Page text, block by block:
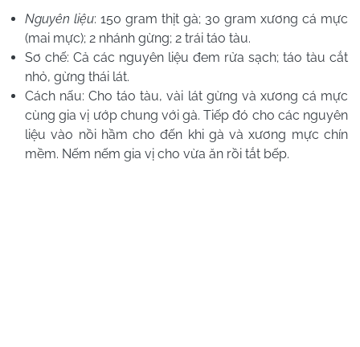
Nguyên liệu: 150 gram thịt gà; 30 gram xương cá mực
(mai mực); 2 nhánh gừng; 2 trái táo tàu.
Sơ chế: Cả các nguyên liệu đem rửa sạch; táo tàu cắt
nhỏ, gừng thái lát.
Cách nấu: Cho táo tàu, vài lát gừng và xương cá mực
cùng gia vị ướp chung với gà. Tiếp đó cho các nguyên
liệu vào nồi hầm cho đến khi gà và xương mực chín
mềm. Nếm nếm gia vị cho vừa ăn rồi tắt bếp.